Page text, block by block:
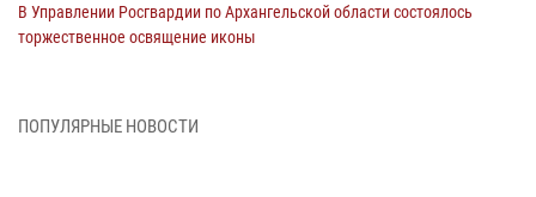
В Управлении Росгвардии по Архангельской области состоялось
торжественное освящение иконы
Военнослужащие по призыву из Архангельской области приняли
ПОПУЛЯРНЫЕ НОВОСТИ